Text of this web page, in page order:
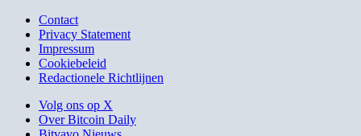
Contact
Privacy Statement
Impressum
Cookiebeleid
Redactionele Richtlijnen
Volg ons op X
Over Bitcoin Daily